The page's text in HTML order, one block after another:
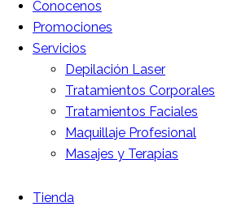
Conocenos
Promociones
Servicios
Depilación Laser
Tratamientos Corporales
Tratamientos Faciales
Maquillaje Profesional
Masajes y Terapias
Tienda